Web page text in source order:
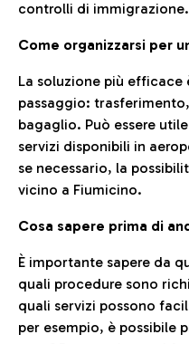
controlli di immigrazione.
Come organizzarsi per
La soluzione più
passaggio:
bagaglio. Può essere
servizi disponibili in
se necessario, la
vicino a Fiumicino.
Cosa sapere prima di
È importante sapere da
quali procedure sono
quali servizi possono
per esempio, è possibile